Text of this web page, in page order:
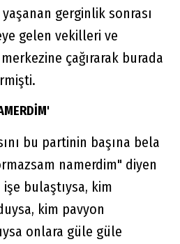
gerginlik sonrası
gelen vekilleri ve
çağırarak burada
bu partinin başına bela
namerdim" diyen
işe bulaştıysa, kim
kim pavyon
onlara güle güle